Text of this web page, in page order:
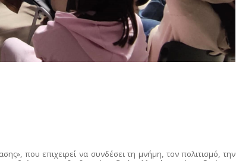
που επιχειρεί να συνδέσει τη μνήμη, τον πολιτισμό, την